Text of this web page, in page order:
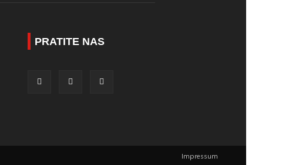
PRATITE NAS
Impressum